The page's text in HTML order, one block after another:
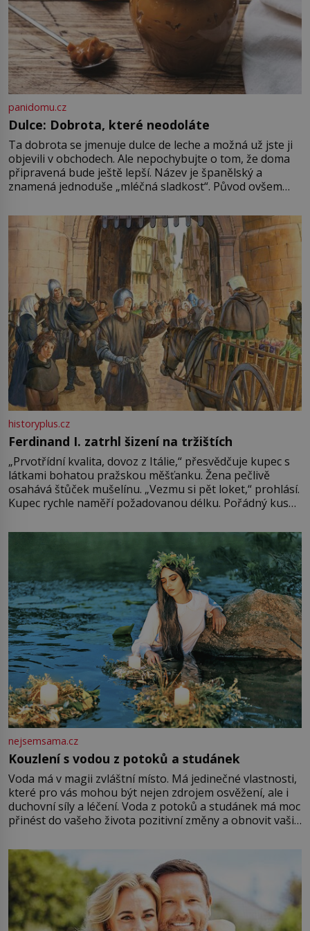
panidomu.cz
Dulce: Dobrota, které neodoláte
Ta dobrota se jmenuje dulce de leche a možná už jste ji
objevili v obchodech. Ale nepochybujte o tom, že doma
připravená bude ještě lepší. Název je španělský a
znamená jednoduše „mléčná sladkost“. Původ ovšem
pře hned několik latinskoamerických zemí a k tomu
Francie, kde se traduje,
historyplus.cz
Ferdinand I. zatrhl šizení na tržištích
„Prvotřídní kvalita, dovoz z Itálie,“ přesvědčuje kupec s
látkami bohatou pražskou měšťanku. Žena pečlivě
osahává štůček mušelínu. „Vezmu si pět loket,“ prohlásí.
Kupec rychle naměří požadovanou délku. Pořádný kus
milostpaní. Stačí jenom na sukni,“ zhodnotí švadlena
množství růžového mušelínu. „Ošidili vás, podívejte.“
nejsemsama.cz
Kouzlení s vodou z potoků a studánek
Voda má v magii zvláštní místo. Má jedinečné vlastnosti,
které pro vás mohou být nejen zdrojem osvěžení, ale i
duchovní síly a léčení. Voda z potoků a studánek má moc
přinést do vašeho života pozitivní změny a obnovit vaši
můžete obohatit své rituály a přinést do svého života
větší harmonii a klid. Je důležité